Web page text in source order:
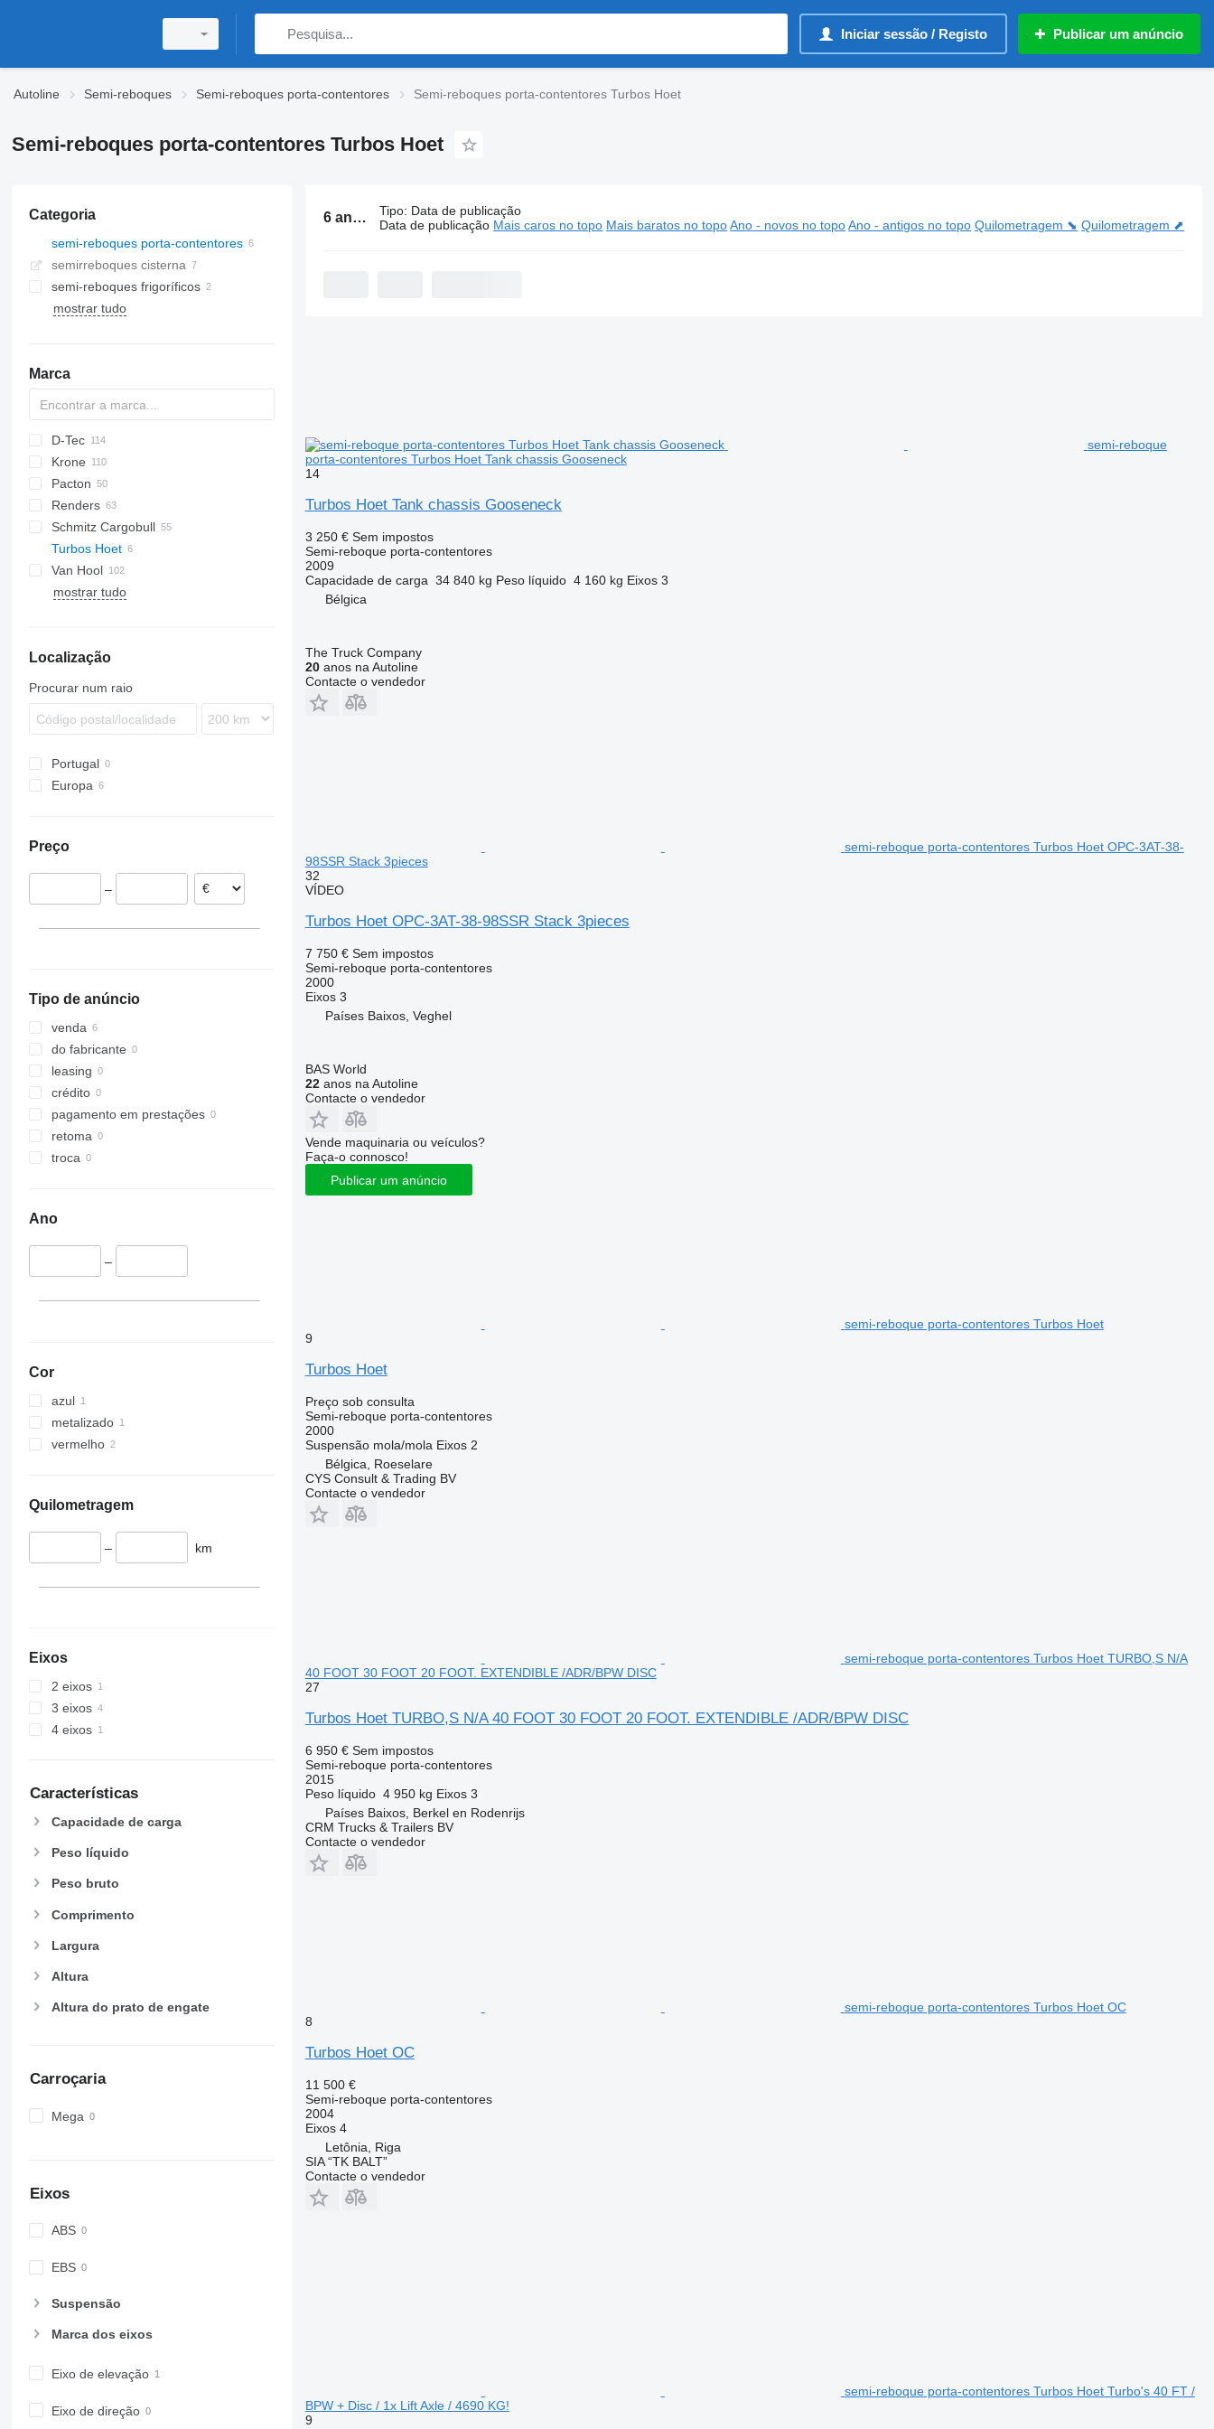
Iniciar sessão / Registo Publicar um anúncio
Autoline Semi-reboques Semi-reboques porta-contentores Semi-reboques porta-contentores Turbos Hoet
Semi-reboques porta-contentores Turbos Hoet
Categoria
semi-reboques porta-contentores
semirreboques cisterna
semi-reboques frigoríficos
mostrar tudo
Marca
2 series
3 series
4 series
5 series
ADR
BPO
CCS
D-Tec
CT
FT
EF
Sliding
Stack
ADR
OPL
OPP
SDS
T-series
SB
Krone
SD
SDC
SC
XS
S 24
SW
0-2
0-3
O-3
G-series
SL
S-series
Pacton
ET3
T-series
TXC
Renders
Euro
ROC
Kaiser
Schmitz Cargobull
S-series
SCB
SCF
SPA
CS
SP
Turbos Hoet
Van Hool
A-series
LPRS
NS
38
mostrar tudo
Localização
Procurar num raio
Portugal
Europa
Preço
–
Tipo de anúncio
venda
do fabricante
leasing
crédito
pagamento em prestações
retoma
troca
Ano
–
Cor
azul
metalizado
vermelho
Quilometragem
– km
Eixos
2 eixos
3 eixos
4 eixos
Características
Capacidade de carga
Peso líquido
Peso bruto
Comprimento
Largura
Altura
Altura do prato de engate
Carroçaria
Mega
Eixos
ABS
EBS
Suspensão
Marca dos eixos
Eixo de elevação
Eixo de direção
6 anúncios: Semi-reboques porta-contentores Turbos Hoet
Tipo: Data de publicação
Data de publicação Mais caros no topo Mais baratos no topo Ano - novos no topo Ano - antigos no topo Quilometragem ⬊ Quilometragem ⬈
semi-reboque
porta-contentores Turbos Hoet Tank chassis Gooseneck
14
Turbos Hoet Tank chassis Gooseneck
3 250 € Sem impostos
Semi-reboque porta-contentores
2009
Capacidade de carga 34 840 kg Peso líquido 4 160 kg Eixos 3
Bélgica
The Truck Company
20anos na Autoline
Contacte o vendedor
semi-reboque porta-contentores Turbos Hoet OPC-3AT-38-
98SSR Stack 3pieces
32
VÍDEO
Turbos Hoet OPC-3AT-38-98SSR Stack 3pieces
7 750 € Sem impostos
Semi-reboque porta-contentores
2000
Eixos 3
Países Baixos, Veghel
BAS World
22anos na Autoline
Contacte o vendedor
Vende maquinaria ou veículos?
Faça-o connosco!
Publicar um anúncio
semi-reboque porta-contentores Turbos Hoet
9
Turbos Hoet
Preço sob consulta
Semi-reboque porta-contentores
2000
Suspensão mola/mola Eixos 2
Bélgica, Roeselare
CYS Consult & Trading BV
Contacte o vendedor
semi-reboque porta-contentores Turbos Hoet TURBO,S N/A
40 FOOT 30 FOOT 20 FOOT. EXTENDIBLE /ADR/BPW DISC
27
Turbos Hoet TURBO,S N/A 40 FOOT 30 FOOT 20 FOOT. EXTENDIBLE /ADR/BPW DISC
6 950 € Sem impostos
Semi-reboque porta-contentores
2015
Peso líquido 4 950 kg Eixos 3
Países Baixos, Berkel en Rodenrijs
CRM Trucks & Trailers BV
Contacte o vendedor
semi-reboque porta-contentores Turbos Hoet OC
8
Turbos Hoet OC
11 500 €
Semi-reboque porta-contentores
2004
Eixos 4
Letônia, Riga
SIA “TK BALT”
Contacte o vendedor
semi-reboque porta-contentores Turbos Hoet Turbo's 40 FT /
BPW + Disc / 1x Lift Axle / 4690 KG!
9